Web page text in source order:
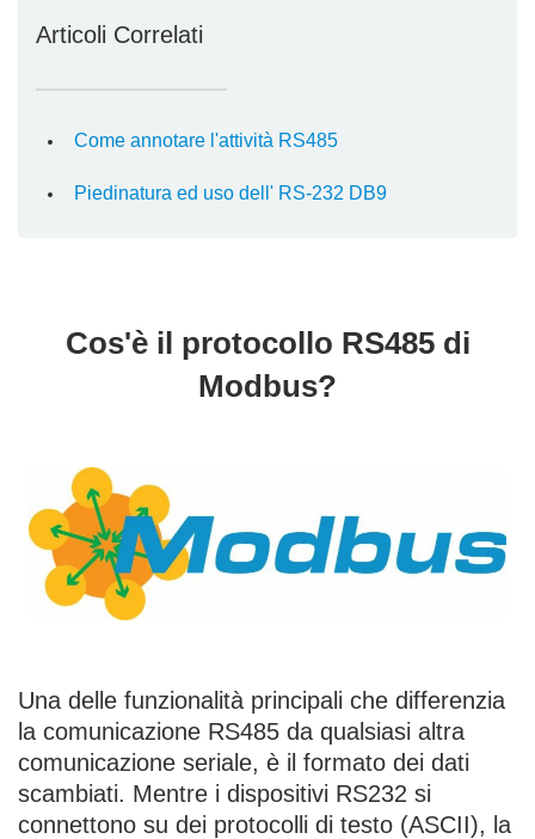
Articoli Correlati
Come annotare l'attività RS485
Piedinatura ed uso dell' RS-232 DB9
Cos'è il protocollo RS485 di
Modbus?
Una delle funzionalità principali che differenzia
la comunicazione RS485 da qualsiasi altra
comunicazione seriale, è il formato dei dati
scambiati. Mentre i dispositivi RS232 si
connettono su dei protocolli di testo (ASCII), la